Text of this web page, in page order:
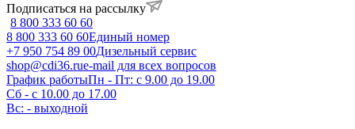
Подписаться на рассылку
8 800 333 60 60
8 800 333 60 60Единый номер
+7 950 754 89 00Дизельный сервис
shop@cdi36.rue-mail для всех вопросов
График работыПн - Пт: с 9.00 до 19.00
Сб - с 10.00 до 17.00
Вс: - выходной